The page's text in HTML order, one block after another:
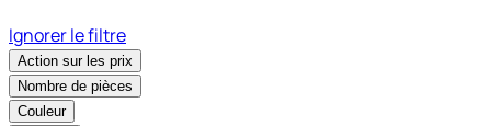
Ignorer le filtre
Action sur les prix
Nombre de pièces
Couleur